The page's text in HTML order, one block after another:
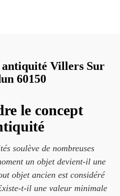
antiquité Villers Sur
60150
le concept
soulève de nombreuses
un objet devient-il une
objet ancien est considéré
t-il une valeur minimale